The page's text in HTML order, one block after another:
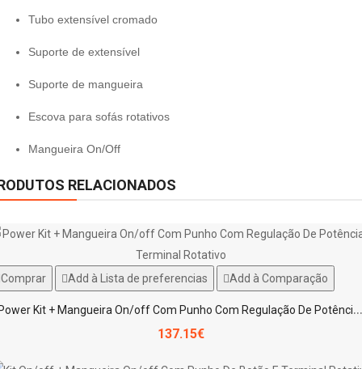
Tubo extensível cromado
Suporte de extensível
Suporte de mangueira
Escova para sofás rotativos
Mangueira On/Off
RELACIONADOS
Comprar Add à Lista de preferencias Add à Comparação
P
ower Kit + Mangueira On/off Com Punho Com Regulação De Potência E Terminal Rotativo
137.15€